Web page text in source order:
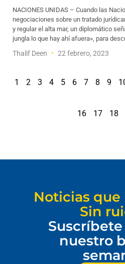
NACIONES UNIDAS – Cuando las
negociaciones sobre un tratado
y regular el alta mar, un diplomático
jungla lo que hay ahí afuera», para
Thalif Deen 22 febrero, 2023
1 2 3 4 5 6 7 8 9
16 17 18
Noticias
Sin
nuestro